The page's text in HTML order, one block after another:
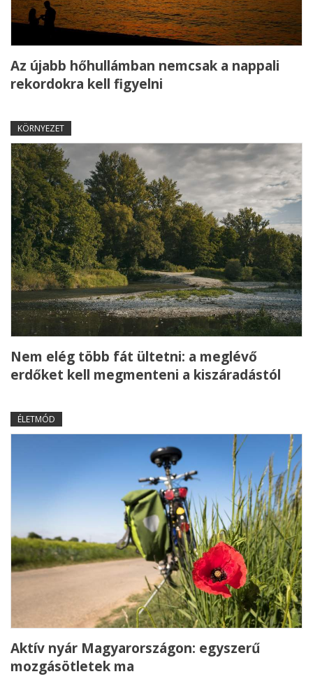
Az újabb hőhullámban nemcsak a nappali
rekordokra kell figyelni
KÖRNYEZET
Nem elég több fát ültetni: a meglévő
erdőket kell megmenteni a kiszáradástól
ÉLETMÓD
Aktív nyár Magyarországon: egyszerű
mozgásötletek ma